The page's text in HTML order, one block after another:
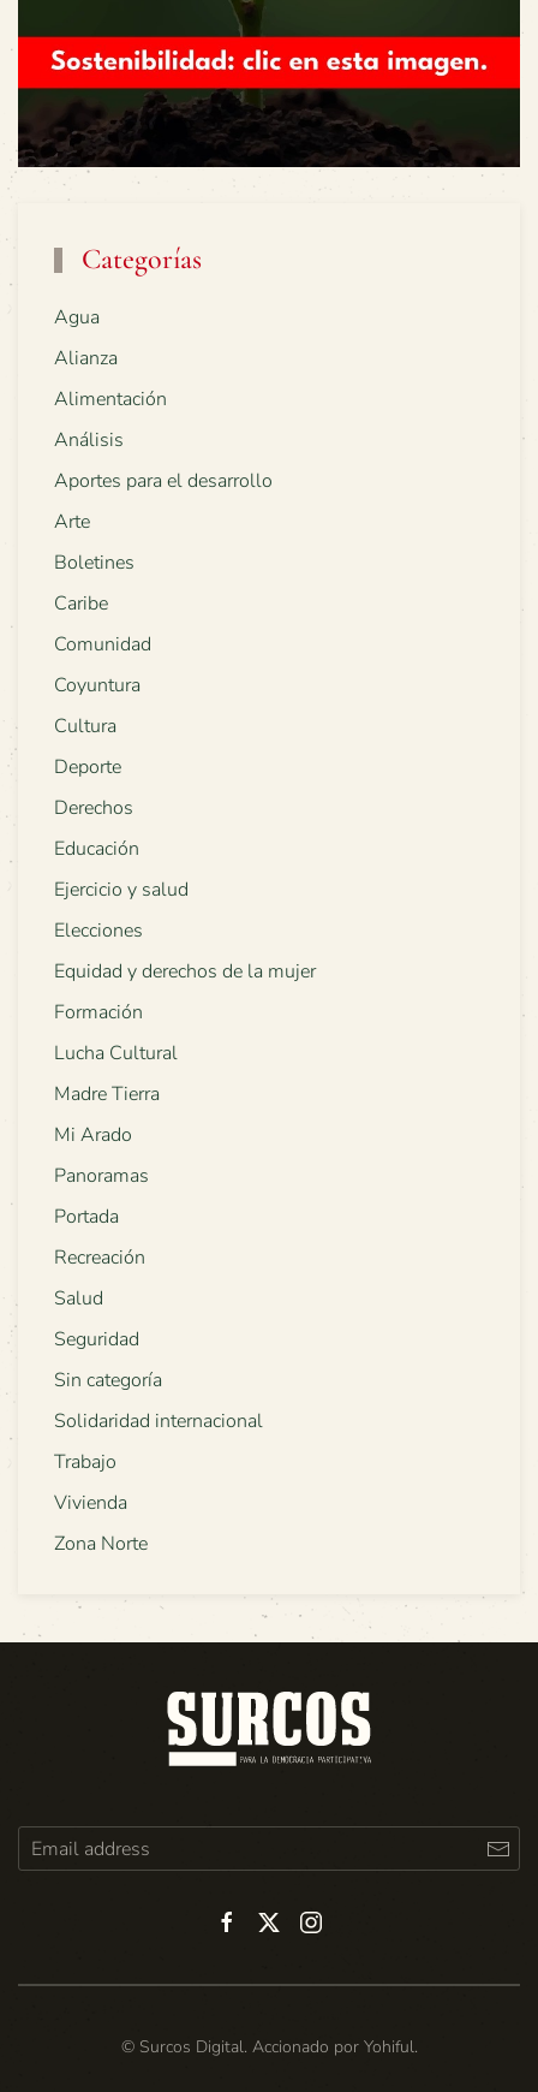
Categorías
Agua
Alianza
Alimentación
Análisis
Aportes para el desarrollo
Arte
Boletines
Caribe
Comunidad
Coyuntura
Cultura
Deporte
Derechos
Educación
Ejercicio y salud
Elecciones
Equidad y derechos de la mujer
Formación
Lucha Cultural
Madre Tierra
Mi Arado
Panoramas
Portada
Recreación
Salud
Seguridad
Sin categoría
Solidaridad internacional
Trabajo
Vivienda
Zona Norte
© Surcos Digital. Accionado por Yohiful.